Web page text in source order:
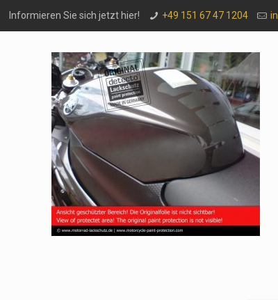
Informieren Sie sich jetzt hier! +49 151 67 47 1204